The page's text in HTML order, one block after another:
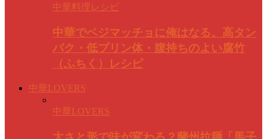
中華料理レシピ
中華でベジマッチョに俺はなる。高タン
パク・低プリン体・腹持ちのよい腐竹
（ふちく）レシピ
中華LOVERS
中華LOVERS